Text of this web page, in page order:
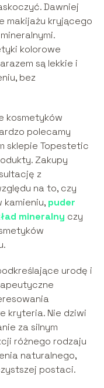
Dawniej
makijażu kryjącego
kolorowe
są lekkie i
bez
kosmetyków
polecamy
sklepie Topestetic
Zakupy
z
na to, czy
kamieniu, puder
mineralny czy
urodę i
kryteria. Nie dziwi
za silnym
różnego rodzaju
naturalnego,
postaci.